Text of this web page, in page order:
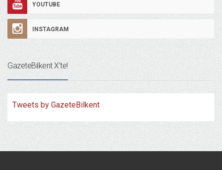
YOUTUBE
INSTAGRAM
GazeteBilkent X’te!
Tweets by GazeteBilkent